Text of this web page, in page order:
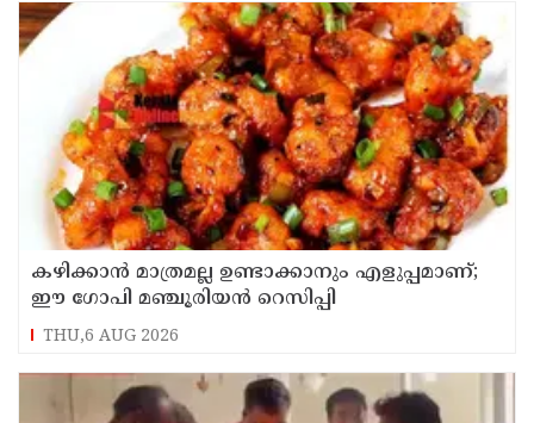
കഴിക്കാൻ മാത്രമല്ല ഉണ്ടാക്കാനും എളുപ്പമാണ്;
ഈ ഗോപി മഞ്ചൂരിയൻ റെസിപ്പി
THU,6 AUG 2026